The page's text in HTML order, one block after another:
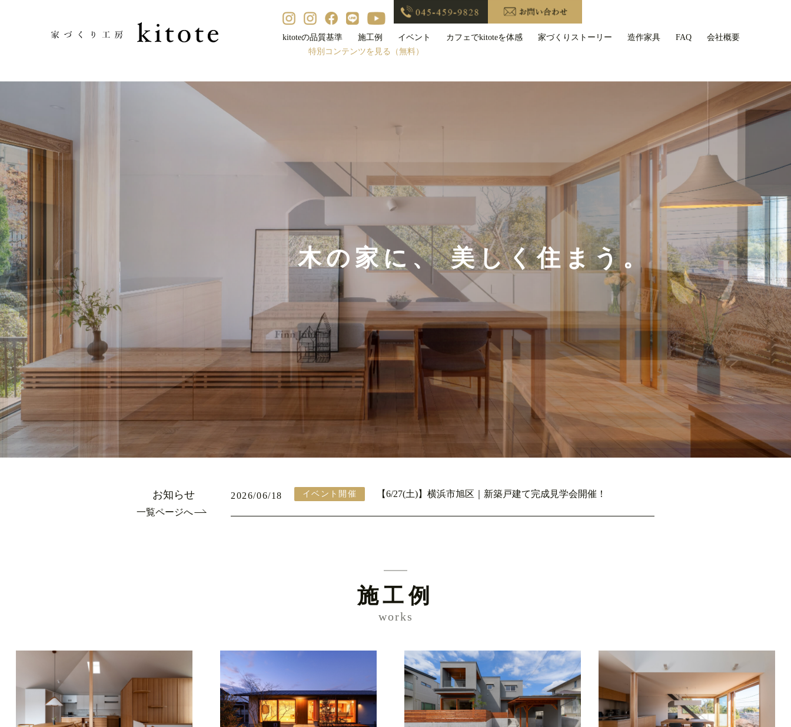
kitoteの品質基準 施工例 イベント カフェでkitoteを体感 家づくりストーリー 造作家具 FAQ
会社概要
特別コンテンツを見る（無料）
木の家に、 美しく住まう。
お知らせ
一覧ページへ
2026/06/18 イベント開催 【6/27(土)】横浜市旭区｜新築戸建て完成見学会開催！
施工例
works